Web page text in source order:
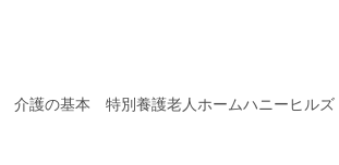
介護の基本 特別養護老人ホームハニーヒルズ